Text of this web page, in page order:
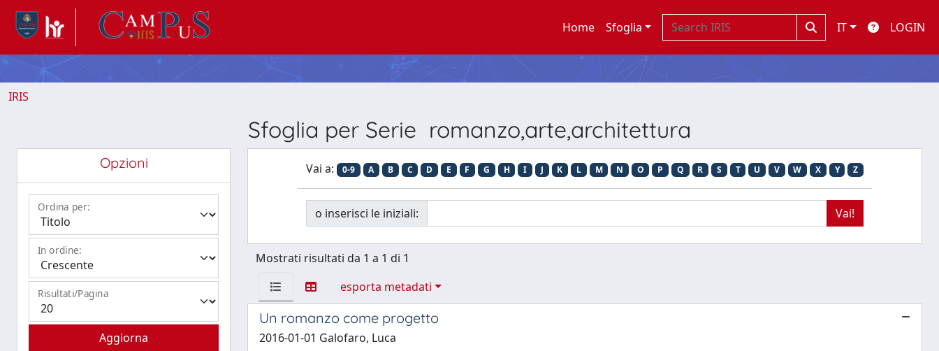
Home Sfoglia IT LOGIN
IRIS
Sfoglia per Serie romanzo,arte,architettura
Opzioni
Ordina per:
In ordine:
Risultati/Pagina
Vai a: 0-9 A B C D E F G H I J K L M N O P Q R S T U V W X Y Z
o inserisci le iniziali:
Mostrati risultati da 1 a 1 di 1
esporta metadati
Un romanzo come progetto
2016-01-01 Galofaro, Luca